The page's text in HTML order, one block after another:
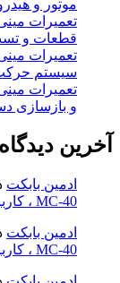
موتور و
تعمیرات
قطعات و
تعمیرات
سیستم
تعمیرات
و بازسازی
آخرین
ادمین بابکت
MC-40 ، کاربردها و راهنمای خرید
ادمین بابکت
MC-40 ، کاربردها و راهنمای خرید